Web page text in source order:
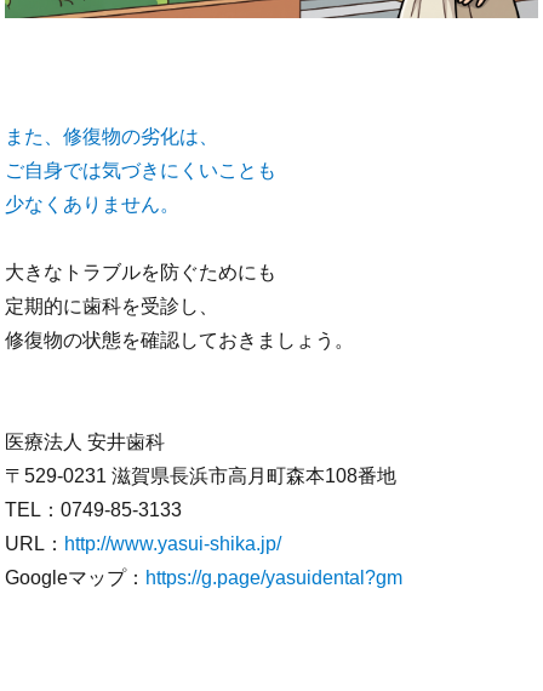
また、修復物の劣化は、
ご自身では気づきにくいことも
少なくありません。
大きなトラブルを防ぐためにも
定期的に歯科を受診し、
修復物の状態を確認しておきましょう。
医療法人 安井歯科
〒529-0231 滋賀県長浜市高月町森本108番地
TEL：0749-85-3133
URL： http://www.yasui-shika.jp/
Googleマップ： https://g.page/yasuidental?gm